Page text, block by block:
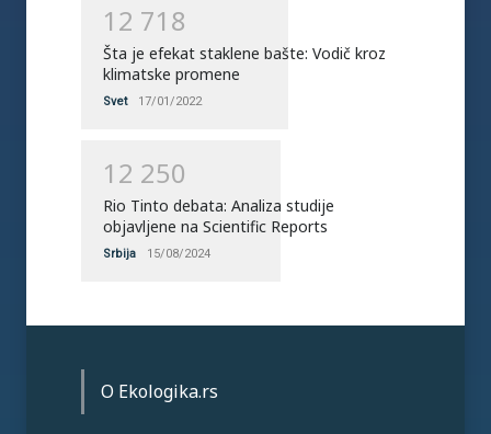
1 2 71 8
Šta je efekat staklene bašte: Vodič kroz
klimatske promene
Svet 17/01/2022
1 2 250
Rio Tinto debata: Analiza studije
objavljene na Scientific Reports
Srbija 15/08/2024
O Ekologika.rs